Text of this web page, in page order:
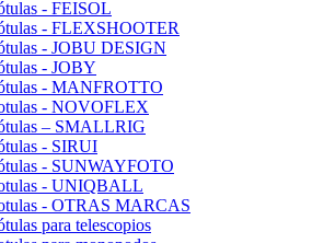
- FEISOL
- FLEXSHOOTER
- JOBU DESIGN
- JOBY
- MANFROTTO
- NOVOFLEX
– SMALLRIG
- SIRUI
- SUNWAYFOTO
- UNIQBALL
- OTRAS MARCAS
para telescopios